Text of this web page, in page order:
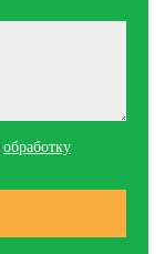
обработку